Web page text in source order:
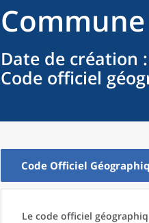
Commune
Date de création
Code officiel
Code Officiel
Le code officiel